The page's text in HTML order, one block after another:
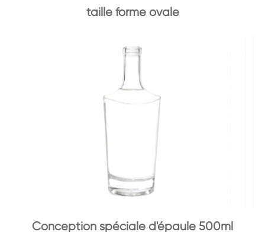
taille forme ovale
Conception spéciale d'épaule 500ml